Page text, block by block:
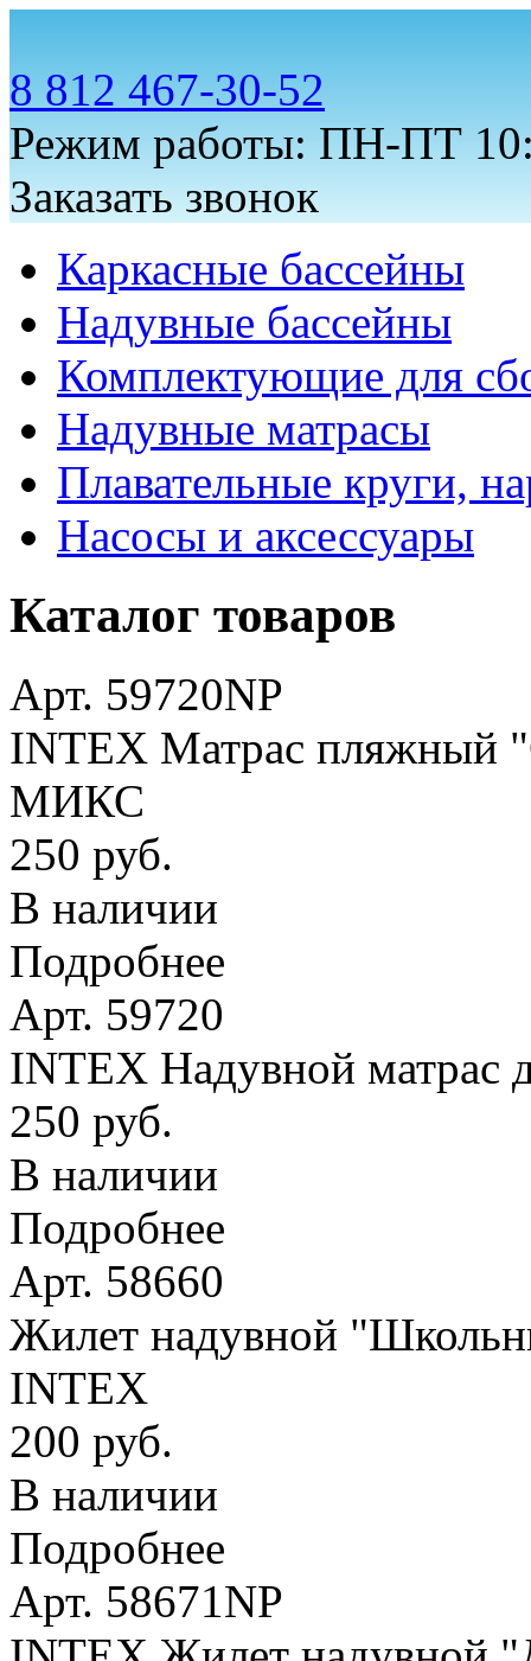
8 812 467-30-52
Режим работы: ПН-ПТ
Заказать звонок
Каркасные бассейны
Надувные бассейны
Комплектующие для
Надувные матрасы
Плавательные круги,
Насосы и аксессуары
Каталог товаров
Арт. 59720NP
INTEX Матрас пляжный
МИКС
250 руб.
В наличии
Подробнее
Арт. 59720
INTEX Надувной матрас
250 руб.
В наличии
Подробнее
Арт. 58660
Жилет надувной
INTEX
200 руб.
В наличии
Подробнее
Арт. 58671NP